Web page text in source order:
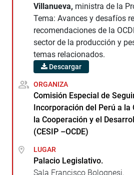
Villanueva, ministra de la
Tema: Avances y desafíos
recomendaciones de la
sector de la producción y
temas relacionados.
Descargar
ORGANIZA
Comisión Especial de
Incorporación del Perú a la
la Cooperación y el
(CESIP –OCDE)
LUGAR
Palacio Legislativo.
Sala Francisco Bolognesi.